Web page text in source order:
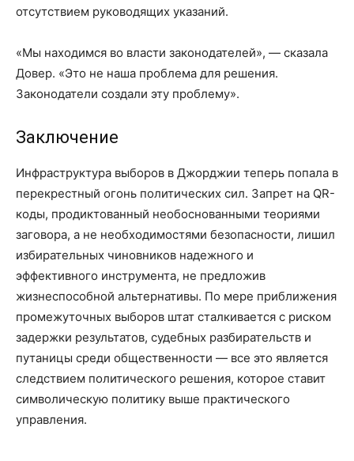
отсутствием руководящих указаний.
«Мы находимся во власти законодателей», — сказала
Довер. «Это не наша проблема для решения.
Законодатели создали эту проблему».
Заключение
Инфраструктура выборов в Джорджии теперь попала в
перекрестный огонь политических сил. Запрет на QR-
коды, продиктованный необоснованными теориями
заговора, а не необходимостями безопасности, лишил
избирательных чиновников надежного и
эффективного инструмента, не предложив
жизнеспособной альтернативы. По мере приближения
промежуточных выборов штат сталкивается с риском
задержки результатов, судебных разбирательств и
путаницы среди общественности — все это является
следствием политического решения, которое ставит
символическую политику выше практического
управления.